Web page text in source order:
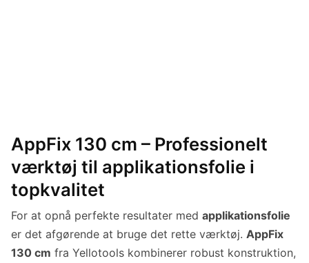
AppFix 130 cm – Professionelt
værktøj til applikationsfolie i
topkvalitet
For at opnå perfekte resultater med applikationsfolie
er det afgørende at bruge det rette værktøj. AppFix
130 cm fra Yellotools kombinerer robust konstruktion,